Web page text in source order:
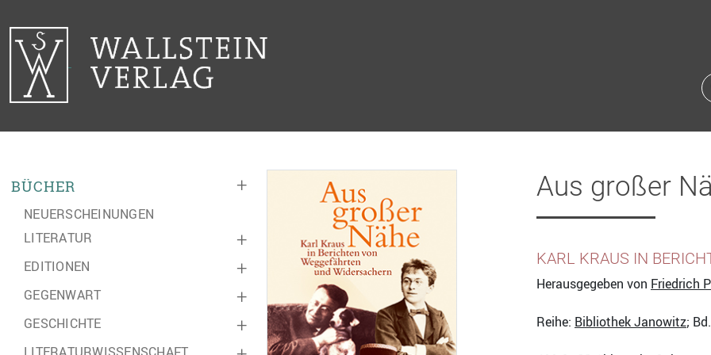
+
BÜCHER
NEUERSCHEINUNGEN
+
LITERATUR
+
EDITIONEN
+
GEGENWART
+
GESCHICHTE
Aus großer
KARL KRAUS IN
Herausgegeben von Friedrich
Reihe: Bibliothek Janowitz;